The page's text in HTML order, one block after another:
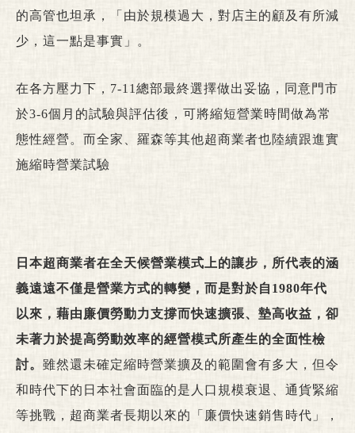
的高管也坦承，「由於規模過大，對店主的顧及有所減
少，這一點是事實」。
在各方壓力下，7-11總部最終選擇做出妥協，同意門市
於3-6個月的試驗與評估後，可將縮短營業時間做為常
態性經營。而全家、羅森等其他超商業者也陸續跟進實
施縮時營業試驗
日本超商業者在全天候營業模式上的讓步，所代表的涵
義遠遠不僅是營業方式的轉變，而是對於自1980年代
以來，藉由廉價勞動力支撐而快速擴張、墊高收益，卻
未著力於提高勞動效率的經營模式所產生的全面性檢
討。 雖然還未確定縮時營業擴及的範圍會有多大，但令
和時代下的日本社會面臨的是人口規模衰退、通貨緊縮
等挑戰，超商業者長期以來的「廉價快速銷售時代」，